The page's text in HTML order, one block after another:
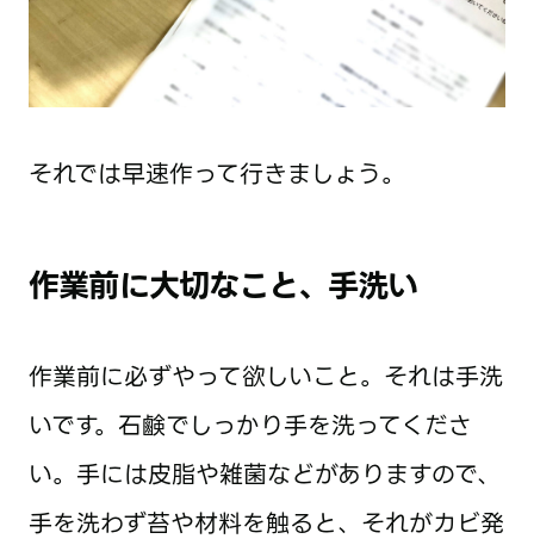
それでは早速作って行きましょう。
作業前に大切なこと、手洗い
作業前に必ずやって欲しいこと。それは手洗
いです。石鹸でしっかり手を洗ってくださ
い。手には皮脂や雑菌などがありますので、
手を洗わず苔や材料を触ると、それがカビ発